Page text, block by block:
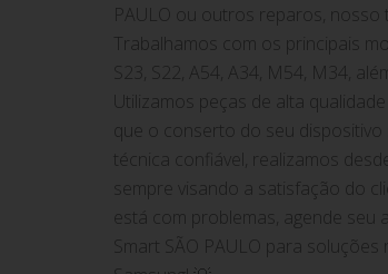
PAULO ou outros reparos, nosso
Trabalhamos com os principais
S23, S22, A54, A34, M54, M34,
Utilizamos peças de alta
que o conserto do seu
técnica confiável, realizamos
sempre visando a satisfação do
está com problemas, agende
Smart SÃO PAULO para